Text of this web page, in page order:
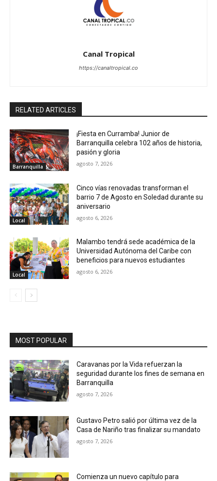
Canal Tropical
https://canaltropical.co
RELATED ARTICLES
Barranquilla
¡Fiesta en Curramba! Junior de
Barranquilla celebra 102 años de historia,
pasión y gloria
agosto 7, 2026
Local
Cinco vías renovadas transforman el
barrio 7 de Agosto en Soledad durante su
aniversario
agosto 6, 2026
Local
Malambo tendrá sede académica de la
Universidad Autónoma del Caribe con
beneficios para nuevos estudiantes
agosto 6, 2026
MOST POPULAR
Caravanas por la Vida refuerzan la
seguridad durante los fines de semana en
Barranquilla
agosto 7, 2026
Gustavo Petro salió por última vez de la
Casa de Nariño tras finalizar su mandato
agosto 7, 2026
Comienza un nuevo capítulo para